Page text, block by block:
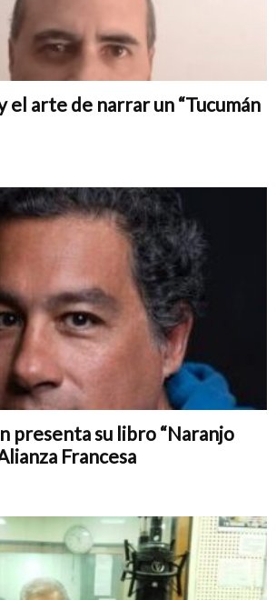
el arte de narrar un “Tucumán
presenta su libro “Naranjo
Francesa